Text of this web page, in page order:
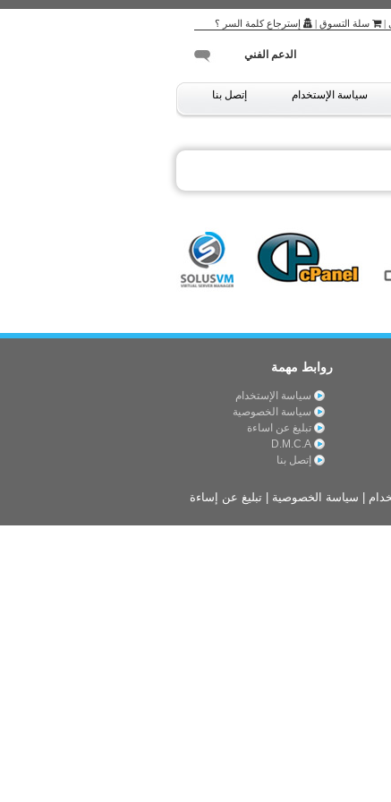
| سلة التسوق | إسترجاع كلمة السر ؟
الدعم الفني
سياسة الإستخدام إتصل بنا
روابط مهمة
سياسة الإستخدام
سياسة الخصوصية
تبليغ عن اساءة
D.M.C.A
إتصل بنا
سياسة الخصوصية تبليغ عن إساءة